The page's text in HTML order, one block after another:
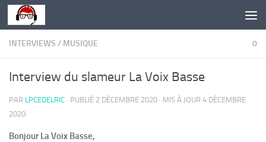
Skip to content
INTERVIEWS / MUSIQUE 0
Interview du slameur La Voix Basse
PAR LPCEDELRIC · PUBLIÉ 2 DÉCEMBRE 2020 · MIS À JOUR 4 DÉCEMBRE
2020
Bonjour La Voix Basse,